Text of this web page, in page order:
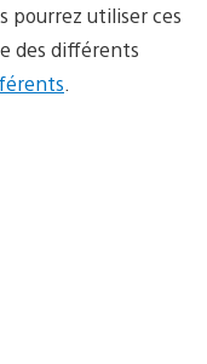
pourrez utiliser ces
des différents